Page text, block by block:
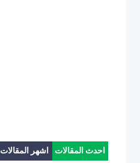
احدث المقالات اشهر المقالات